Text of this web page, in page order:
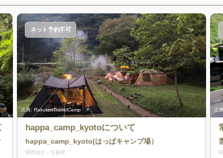
出典: RakutenTravelCamp
ネット予約不可
happa_camp_kyotoについて
happa_camp_kyoto(はっぱキャンプ場）
関西地方 京都府
出